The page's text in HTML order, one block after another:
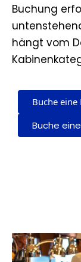
Buchung
hängt vom
Buche
Buche